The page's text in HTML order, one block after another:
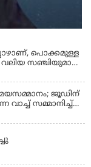
പൊക്കമുള്ള
സഞ്ചിയുമായി
കണ്ടിട്ടു
ജൂഡിന്
സമ്മാനിച്ച്